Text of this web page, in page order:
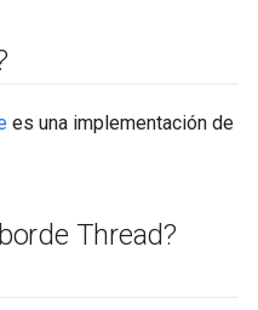
es una implementación de
Thread?